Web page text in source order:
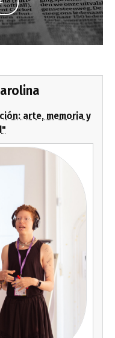
arte, memoria y